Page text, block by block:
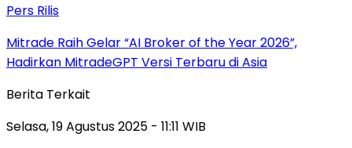
Pers Rilis
Mitrade Raih Gelar “AI Broker of the Year 2026”,
Hadirkan MitradeGPT Versi Terbaru di Asia
Berita Terkait
Selasa, 19 Agustus 2025 - 11:11 WIB